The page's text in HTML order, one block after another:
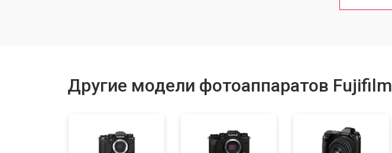
Замена CCD/CMOS матрицы
Другие модели фотоаппаратов Fujifilm